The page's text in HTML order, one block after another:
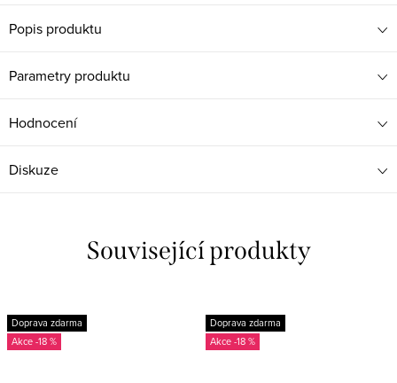
Popis produktu
Parametry produktu
Hodnocení
Diskuze
Související produkty
Doprava zdarma
-18 %
Doprava zdarma
-18 %